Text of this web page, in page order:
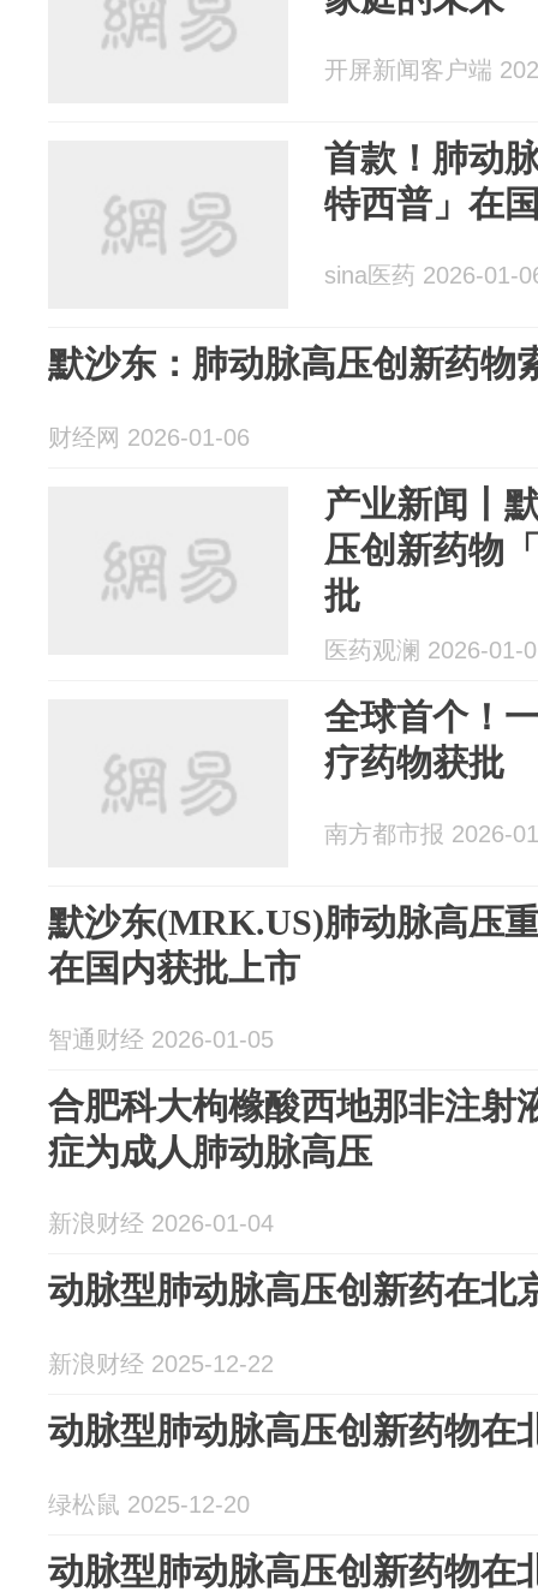
开屏新闻客户端
首款！肺动
特西普」在
sina医药 2026-01-
默沙东：肺动脉高压创新药物
财经网 2026-01-06
产业新闻丨
压创新药物
批
医药观澜 2026-01-
全球首个！
疗药物获批
南方都市报 2026-
默沙东(MRK.US)肺动脉高压
在国内获批上市
智通财经 2026-01-05
合肥科大枸橼酸西地那非注射
症为成人肺动脉高压
新浪财经 2026-01-04
动脉型肺动脉高压创新药在北
新浪财经 2025-12-22
动脉型肺动脉高压创新药物在
绿松鼠 2025-12-20
动脉型肺动脉高压创新药物在